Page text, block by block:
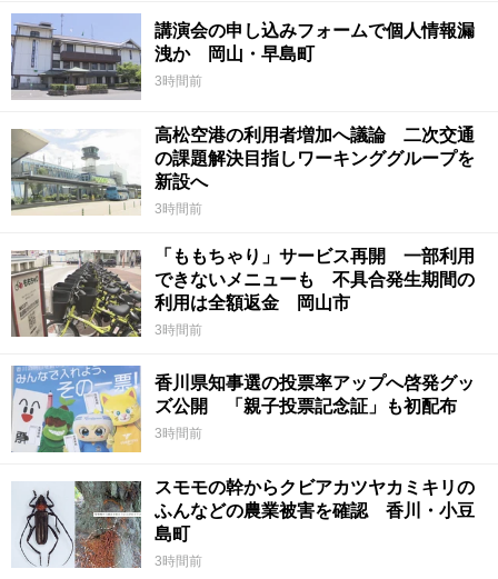
講演会の申し込みフォームで個人情報漏
洩か 岡山・早島町
3時間前
高松空港の利用者増加へ議論 二次交通
の課題解決目指しワーキンググループを
新設へ
3時間前
「ももちゃり」サービス再開 一部利用
できないメニューも 不具合発生期間の
利用は全額返金 岡山市
3時間前
香川県知事選の投票率アップへ啓発グッ
ズ公開 「親子投票記念証」も初配布
3時間前
スモモの幹からクビアカツヤカミキリの
ふんなどの農業被害を確認 香川・小豆
島町
3時間前